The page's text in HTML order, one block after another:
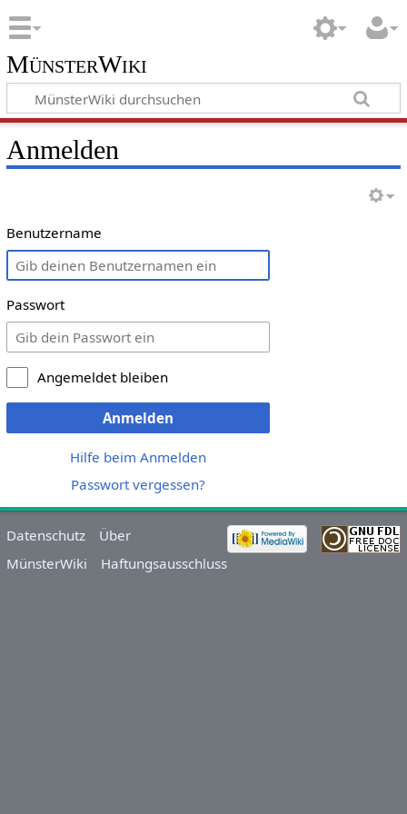
MünsterWiki
Anmelden
Benutzername
Passwort
Angemeldet bleiben
Anmelden
Hilfe beim Anmelden
Passwort vergessen?
Datenschutz
Über
MünsterWiki
Haftungsausschluss